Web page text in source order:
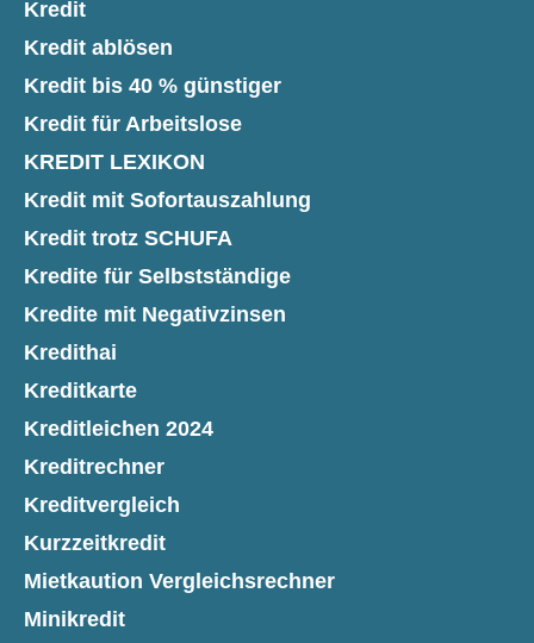
Kredit
Kredit ablösen
Kredit bis 40 % günstiger
Kredit für Arbeitslose
KREDIT LEXIKON
Kredit mit Sofortauszahlung
Kredit trotz SCHUFA
Kredite für Selbstständige
Kredite mit Negativzinsen
Kredithai
Kreditkarte
Kreditleichen 2024
Kreditrechner
Kreditvergleich
Kurzzeitkredit
Mietkaution Vergleichsrechner
Minikredit